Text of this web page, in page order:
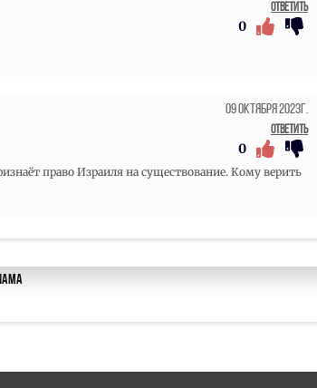
Ответить
0
09 Октября 2023г.
Ответить
0
право Израиля на существование. Кому верить